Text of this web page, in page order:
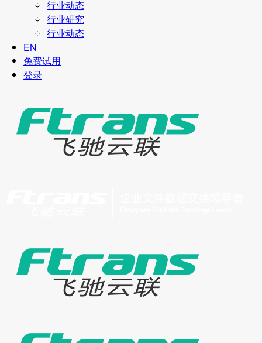
行业动态
行业研究
行业动态
EN
免费试用
登录